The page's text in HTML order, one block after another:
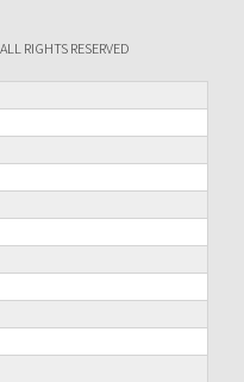
RIGHTS RESERVED